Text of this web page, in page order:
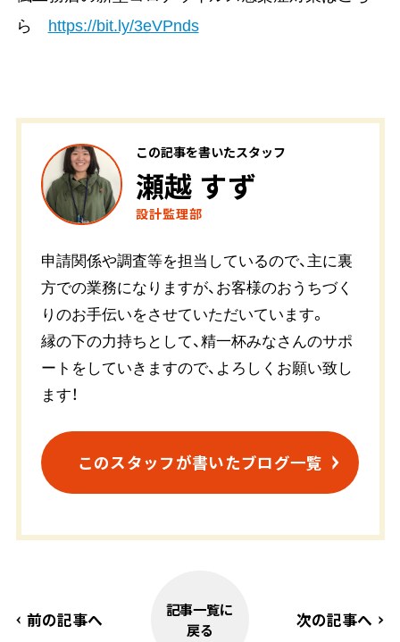
ら https://bit.ly/3eVPnds
この記事を書いたスタッフ
瀬越 すず
設計監理部
申請関係や調査等を担当しているので、主に裏
方での業務になりますが、お客様のおうちづく
りのお手伝いをさせていただいています。
縁の下の力持ちとして、精一杯みなさんのサポ
ートをしていきますので、よろしくお願い致し
ます！
このスタッフが書いたブログ一覧
前の記事へ
記事一覧に
戻る
次の記事へ